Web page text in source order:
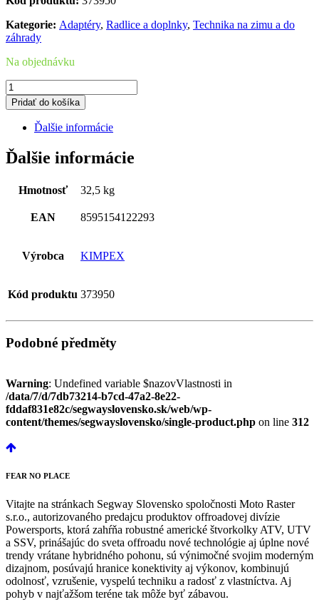
Kategorie: Adaptéry, Radlice a doplnky, Technika na zimu a do
záhrady
Na objednávku
množstvo
Kimpex
Push
Frame
2
ATV
Pridať do košíka
Ďalšie informácie
Ďalšie informácie
Hmotnosť 32,5 kg
EAN 8595154122293
Výrobca KIMPEX
Kód produktu 373950
Podobné předměty
Warning: Undefined variable $nazovVlastnosti in
/data/7/d/7db73214-b7cd-47a2-8e22-
fddaf831e82c/segwayslovensko.sk/web/wp-
content/themes/segwayslovensko/single-product.php on line 312
FEAR NO PLACE
Vitajte na stránkach Segway Slovensko spoločnosti Moto Raster
s.r.o., autorizovaného predajcu produktov offroadovej divízie
Powersports, ktorá zahŕňa robustné americké štvorkolky ATV, UTV
a SSV, prinášajúc do sveta offroadu nové technológie aj úplne nové
trendy vrátane hybridného pohonu, sú výnimočné svojim moderným
dizajnom, posúvajú hranice konektivity aj výkonov, kombinujú
odolnosť, vzrušenie, vyspelú techniku a radosť z vlastníctva. Aj
pohyb v najťažšom teréne tak môže byť zábavou.